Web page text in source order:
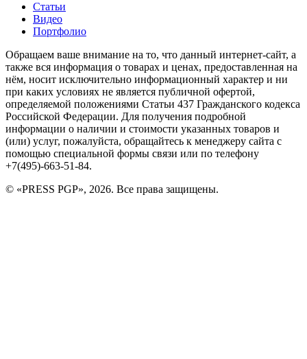
Статьи
Видео
Портфолио
Обращаем ваше внимание на то, что данный интернет-сайт, а
также вся информация о товарах и ценах, предоставленная на
нём, носит исключительно информационный характер и ни
при каких условиях не является публичной офертой,
определяемой положениями Статьи 437 Гражданского кодекса
Российской Федерации. Для получения подробной
информации о наличии и стоимости указанных товаров и
(или) услуг, пожалуйста, обращайтесь к менеджеру сайта с
помощью специальной формы связи или по телефону
+7(495)-663-51-84.
© «PRESS PGP», 2026. Все права защищены.